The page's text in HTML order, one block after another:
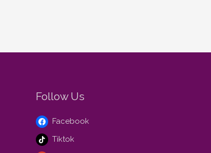
Follow Us
Facebook
Tiktok